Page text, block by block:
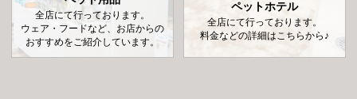
全店にて行っております。
ウェア・フードなど、お店からの
おすすめをご紹介しています。
ペットホテル
全店にて行っております。
料金などの詳細はこちらから♪